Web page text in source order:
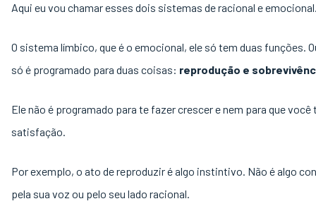
Aqui eu vou chamar esses dois sistemas de racional e
O sistema límbico, que é o emocional, ele só tem duas funções.
só é programado para duas coisas: reprodução e
Ele não é programado para te fazer crescer e nem para que você
satisfação.
Por exemplo, o ato de reproduzir é algo instintivo. Não é algo
pela sua voz ou pelo seu lado racional.